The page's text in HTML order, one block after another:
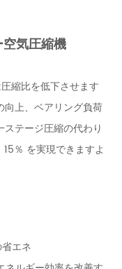
気圧縮機
縮比を低下させます
上、ベアリング負荷
テージ圧縮の代わり
％ を実現できますよ
エネ